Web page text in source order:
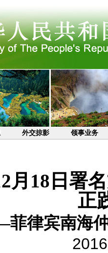
外交掠影 领事业务
月18日署
正
律宾南海仲